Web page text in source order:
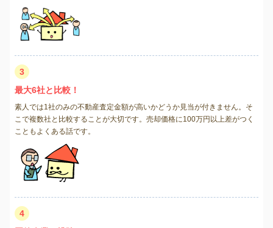
3
最大6社と比較！
素人では1社のみの不動産査定金額が高いかどうか見当が付きません。そ
こで複数社と比較することが大切です。売却価格に100万円以上差がつく
こともよくある話です。
4